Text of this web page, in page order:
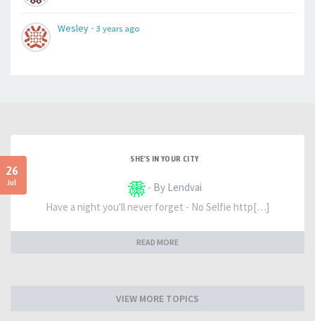
Wesley - 3 years ago
26
Jul
SHE'S IN YOUR CITY
- By Lendvai
Have a night you'll never forget - No Selfie http[…]
READ MORE
VIEW MORE TOPICS